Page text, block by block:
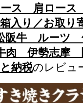
ス 肩ロー
入り／お取り
牛 ルーツ
肉 伊勢志摩
納税のレビュ